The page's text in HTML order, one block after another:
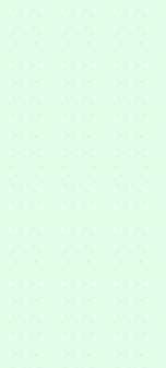
OPITEC - A